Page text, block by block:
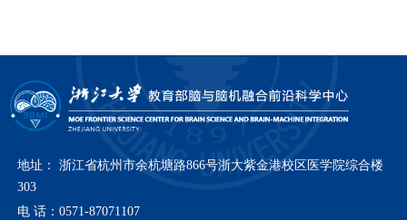
地址： 浙江省杭州市余杭塘路866号浙大紫金港校区医学院综合楼
303
电 话：0571-87071107